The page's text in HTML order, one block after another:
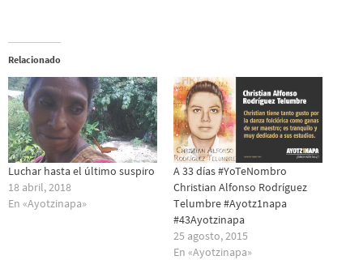
Relacionado
Luchar hasta el último suspiro
18 abril, 2018
En «Ayotzinapa»
A 33 días #YoTeNombro
Christian Alfonso Rodríguez
Telumbre #Ayotz1napa
#43Ayotzinapa
25 agosto, 2015
En «Ayotzinapa»